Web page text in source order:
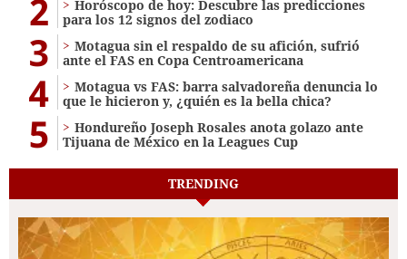
2
Horóscopo de hoy: Descubre las predicciones
para los 12 signos del zodiaco
3
Motagua sin el respaldo de su afición, sufrió
ante el FAS en Copa Centroamericana
4
Motagua vs FAS: barra salvadoreña denuncia lo
que le hicieron y, ¿quién es la bella chica?
5
Hondureño Joseph Rosales anota golazo ante
Tijuana de México en la Leagues Cup
TRENDING